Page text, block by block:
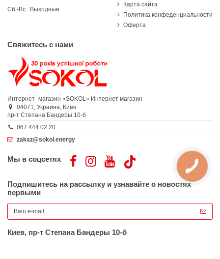
Сб.-Вс.: Выходные
Карта сайта
Политика конфеденциальности
Оферта
Свяжитесь с нами
Интернет- магазин «SOKOL» Интернет магазин
04071, Украина, Киев
пр-т Степана Бандеры 10-б
067 444 02 20
zakaz@sokol.energy
Мы в соцсетях
Подпишитесь на рассылку и узнавайте о новостях
первыми
Киев, пр-т Степана Бандеры 10-б